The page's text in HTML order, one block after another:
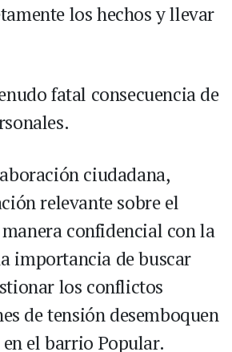
los hechos y llevar
fatal consecuencia de
ciudadana,
relevante sobre el
confidencial con la
importancia de buscar
los conflictos
de tensión desemboquen
el barrio Popular.